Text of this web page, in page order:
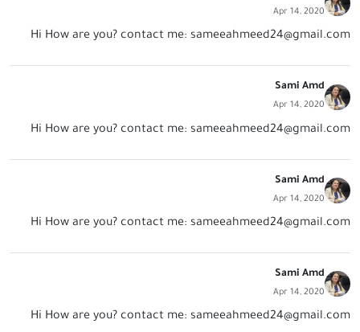
Apr 14, 2020
Hi How are you? contact me: sameeahmeed24@gmail.com
Sami Amd
Apr 14, 2020
Hi How are you? contact me: sameeahmeed24@gmail.com
Sami Amd
Apr 14, 2020
Hi How are you? contact me: sameeahmeed24@gmail.com
Sami Amd
Apr 14, 2020
Hi How are you? contact me: sameeahmeed24@gmail.com